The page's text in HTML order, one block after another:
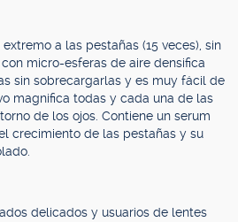
a las pestañas (15 veces), sin
micro-esferas de aire densifica
sin sobrecargarlas y es muy fácil de
magnifica todas y cada una de las
de los ojos. Contiene un serum
crecimiento de las pestañas y su
delicados y usuarios de lentes